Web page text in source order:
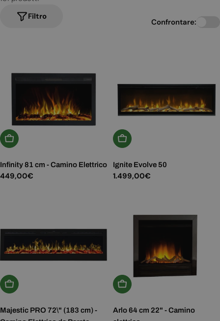
Filtro
Confrontare:
Aggiungi Al Carrello
Infinity 81 cm - Camino Elettrico
Prezzo
449,00€
Aggiungi Al Carrello
Ignite Evolve 50
Prezzo
1.499,00€
Aggiungi Al Carrello
Majestic PRO 72\" (183 cm) -
Scegli Le Opzioni
Arlo 64 cm 22" - Camino